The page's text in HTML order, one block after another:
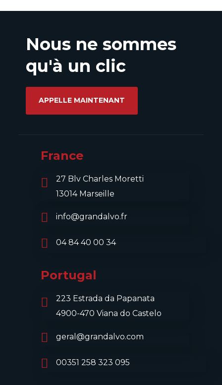
Nous ne sommes
qu'à un clic
APPELLE MAINTENANT
France
27 Blv Charles Moretti
13014 Marseille
info@grandalvo.fr
04 84 40 00 34
Portugal
223 Estrada da Papanata
4900-470 Viana do Castelo
geral@grandalvo.com
00351 258 323 095